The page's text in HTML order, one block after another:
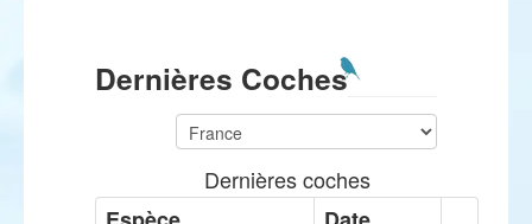
Dernières Coches
Dernières coches